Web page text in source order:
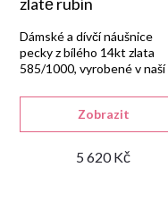
5 620 Kč
Zobrazit
Dámské a dívčí náušnice
pecky z bílého 14kt zlata
585/1000, vyrobené v naší
kulatým červeným
syntetickým rubínem.